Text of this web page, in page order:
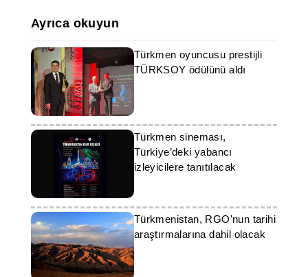
Ayrıca okuyun
Türkmen oyuncusu prestijli
TÜRKSOY ödülünü aldı
Türkmen sineması,
Türkiye’deki yabancı
izleyicilere tanıtılacak
Türkmenistan, RGO'nun tarihi
araştırmalarına dahil olacak